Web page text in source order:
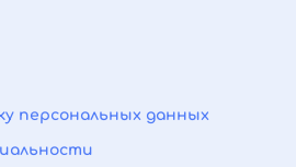
персональных данных